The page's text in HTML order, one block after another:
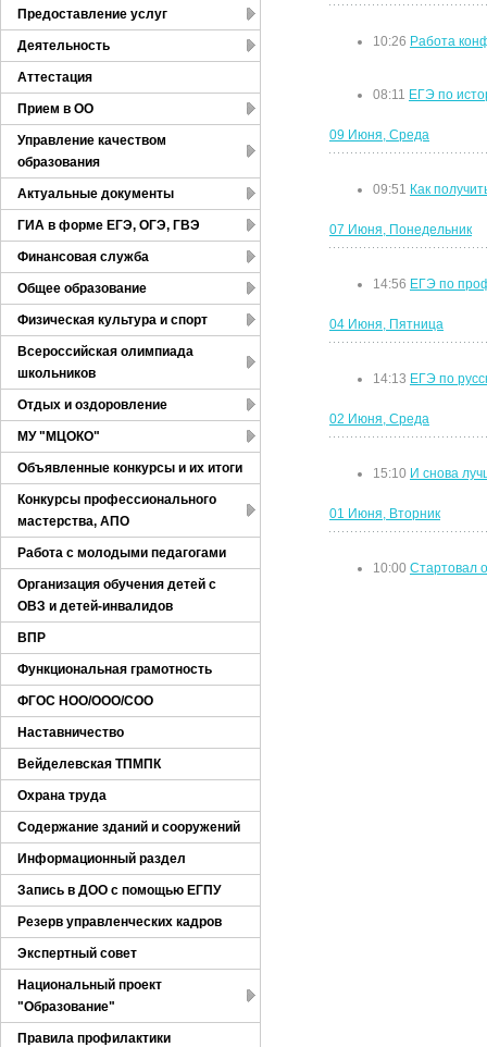
10:26 Работа
08:11 ЕГЭ по
09 Июня, Среда
09:51 Как
07 Июня, Понедельник
14:56 ЕГЭ по
04 Июня, Пятница
14:13 ЕГЭ по
02 Июня, Среда
15:10 И снова
01 Июня, Вторник
10:00 Стартовал
Предоставление услуг
Деятельность
Аттестация
Прием в ОО
Управление качеством
образования
Актуальные документы
ГИА в форме ЕГЭ, ОГЭ, ГВЭ
Финансовая служба
Общее образование
Физическая культура и спорт
Всероссийская олимпиада
школьников
Отдых и оздоровление
МУ "МЦОКО"
Объявленные конкурсы и их итоги
Конкурсы профессионального
мастерства, АПО
Работа с молодыми педагогами
Организация обучения детей с
ОВЗ и детей-инвалидов
ВПР
Функциональная грамотность
ФГОС НОО/ООО/СОО
Наставничество
Вейделевская ТПМПК
Охрана труда
Содержание зданий и сооружений
Информационный раздел
Запись в ДОО с помощью ЕГПУ
Резерв управленческих кадров
Экспертный совет
Национальный проект
"Образование"
Правила профилактики